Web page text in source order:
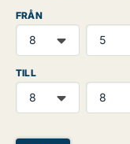
FRÅN
TILL